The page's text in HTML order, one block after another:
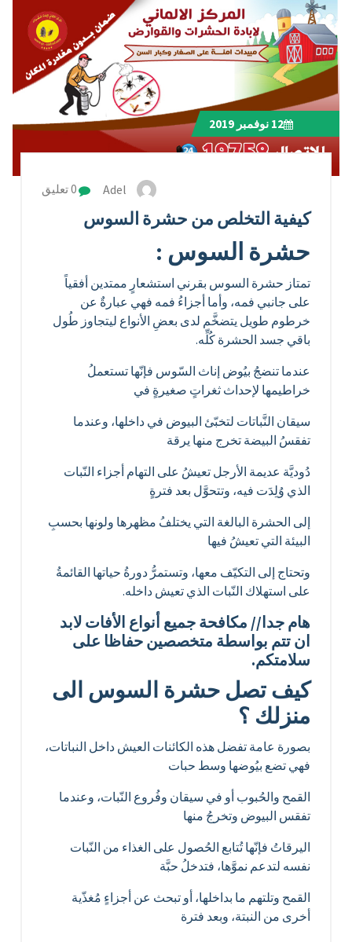
12 نوفمبر 2019
Adel
كيفية التخلص من حشرة السوس
حشرة السوس :
تمتاز حشرة السوس بقرني استشعارٍ ممتدين أفقياً
على جانبي فمه، وأما أجزاءُ فمه فهي عبارةٌ عن
خرطوم طويل يتضخَّم لدى بعضِ الأنواع ليتجاوز طُول
باقي جسد الحشرة كُلِّه.
عندما تنضجُ بيُوض إناث السّوس فإنّها تستعملُ
خراطيمها لإحداث ثغراتٍ صغيرةٍ في
سيقان النَّباتات لتخبّئ البيوض في داخلها، وعندما
تفقسُ البيضة تخرج منها يرقة
دُوديَّة عديمة الأرجل تعيشُ على التهام أجزاء النّبات
الذي وُلِدَت فيه، وتتحوَّل بعد فترةٍ
إلى الحشرة البالغة التي يختلفُ مظهرها ولونها بحسبِ
البيئة التي تعيشُ فيها
وتحتاج إلى التكيّف معها، وتستمرُّ دورةُ حياتها القائمةُ
على استهلاك النّبات الذي تعيش داخله.
هام جدا// مكافحة جميع أنواع الأفات لابد
ان تتم بواسطة متخصصين حفاظا على
سلامتكم.
كيف تصل حشرة السوس الى
منزلك ؟
بصورة عامة تفضل هذه الكائنات العيش داخل النباتات،
فهي تضع بيُوضها وسط حبات
القمح والحُبوب أو في سيقان وفُروع النّبات، وعندما
تفقس البيوض وتخرجُ منها
اليرقاتُ فإنّها تُتابع الحُصول على الغذاء من النّبات
نفسه لتدعم نموَّها، فتدخلُ حبَّة
القمح وتلتهم ما بداخلها، أو تبحث عن أجزاءٍ مُغذّية
أخرى من النبتة، وبعد فترة